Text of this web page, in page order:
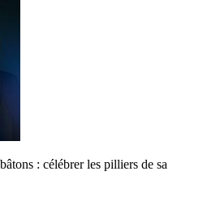
: célébrer les pilliers de sa